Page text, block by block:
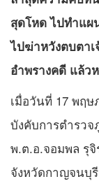
สุดโหด ไปทำแผ
ไปฆ่าหวังตบตา
อำพรางคดี แล้ว
เมื่อวันที่ 17 พฤษ
บังคับการตำรว
พ.ต.อ.จอมพล รุจิ
จังหวัดกาญจนบุ